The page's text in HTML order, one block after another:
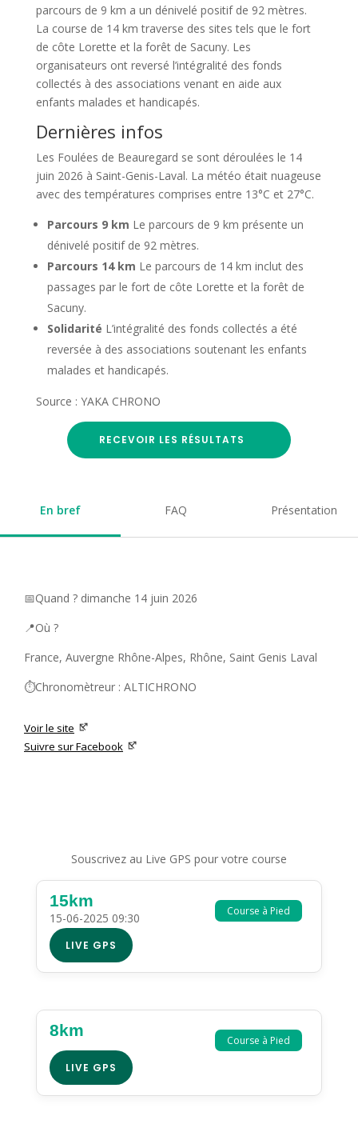
parcours de 9 km a un dénivelé positif de 92 mètres.
La course de 14 km traverse des sites tels que le fort
de côte Lorette et la forêt de Sacuny. Les
organisateurs ont reversé l’intégralité des fonds
collectés à des associations venant en aide aux
enfants malades et handicapés.
Dernières infos
Les Foulées de Beauregard se sont déroulées le 14
juin 2026 à Saint-Genis-Laval. La météo était nuageuse
avec des températures comprises entre 13°C et 27°C.
Parcours 9 km Le parcours de 9 km présente un
dénivelé positif de 92 mètres.
Parcours 14 km Le parcours de 14 km inclut des
passages par le fort de côte Lorette et la forêt de
Sacuny.
Solidarité L’intégralité des fonds collectés a été
reversée à des associations soutenant les enfants
malades et handicapés.
Source : YAKA CHRONO
RECEVOIR LES RÉSULTATS
En bref FAQ Présentation
📅Quand ? dimanche 14 juin 2026
📍Où ?
France, Auvergne Rhône-Alpes, Rhône, Saint Genis Laval
⏱️Chronomètreur : ALTICHRONO
Voir le site
Suivre sur Facebook
Souscrivez au Live GPS pour votre course
Course à Pied
15km
15-06-2025 09:30
LIVE GPS
Course à Pied
8km
LIVE GPS